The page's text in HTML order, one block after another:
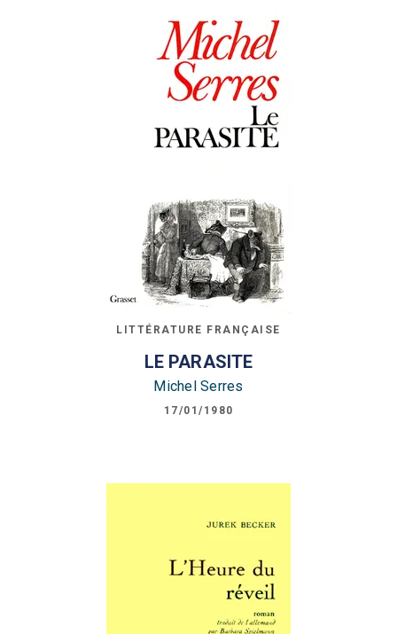
LITTÉRATURE FRANÇAISE
LE PARASITE
Michel Serres
17/01/1980